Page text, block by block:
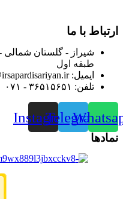
ارتباط با ما
شیراز - گلستان شمالی
طبقه اول
ایمیل: info@irsapardisariyan.ir
تلفن: ۳۶۵۱۵۶۵۱ - ۰۷۱
Telegram
Instagram
نمادها